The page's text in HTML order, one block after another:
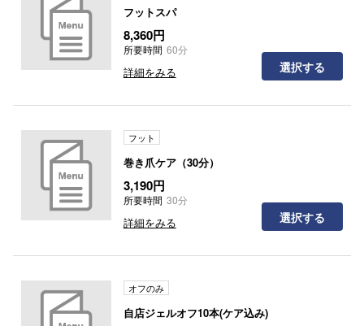
フットスパ
8,360円
所要時間 60分
詳細をみる 選択する
フット
巻き爪ケア（30分）
3,190円
所要時間 30分
詳細をみる 選択する
オフのみ
自店ジェルオフ10本(ケア込み)